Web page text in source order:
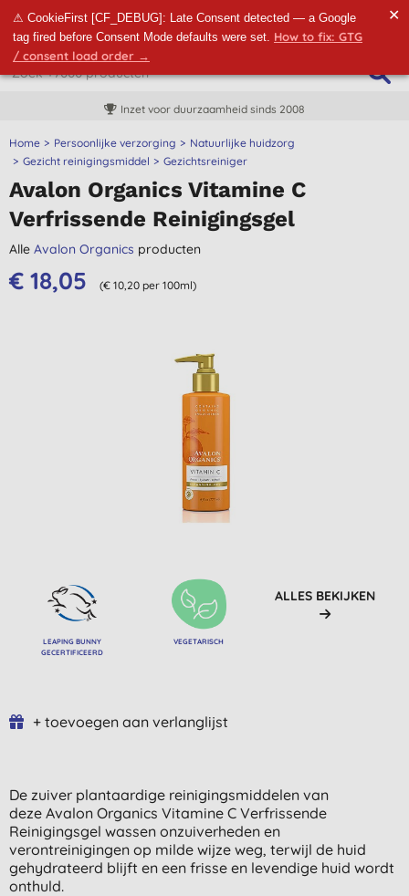
⚠ CookieFirst [CF_DEBUG]: Late Consent detected — a Google
tag fired before Consent Mode defaults were set. How to fix: GTG
/ consent load order →
✕
Inzet voor duurzaamheid sinds 2008
Home Persoonlijke verzorging
Natuurlijke huidzorg
Gezicht reinigingsmiddel
Gezichtsreiniger
Avalon Organics Vitamine C
Verfrissende Reinigingsgel
Alle Avalon Organics producten
€ 18,05 (€ 10,20 per 100ml)
LEAPING BUNNY
GECERTIFICEERD
VEGETARISCH
ALLES BEKIJKEN
+ toevoegen aan verlanglijst
De zuiver plantaardige reinigingsmiddelen van
deze Avalon Organics Vitamine C Verfrissende
Reinigingsgel wassen onzuiverheden en
verontreinigingen op milde wijze weg, terwijl de huid
gehydrateerd blijft en een frisse en levendige huid wordt
onthuld.